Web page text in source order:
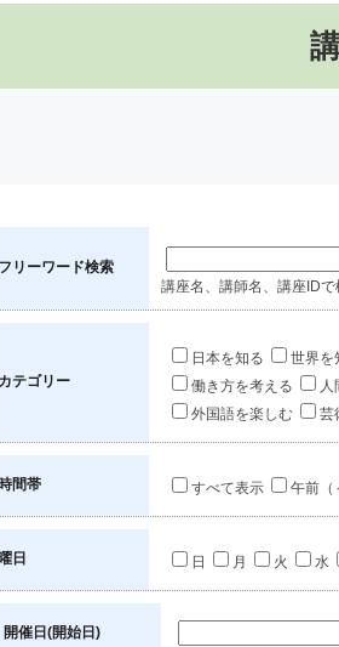
フリーワード検索
講座名、講師名、講座IDで
カテゴリー
日本を知る
世界を
働き方を考える
人
外国語を楽しむ
芸
間帯 すべて表示 午前（
日 日 月 火 水
開催日(開始日)